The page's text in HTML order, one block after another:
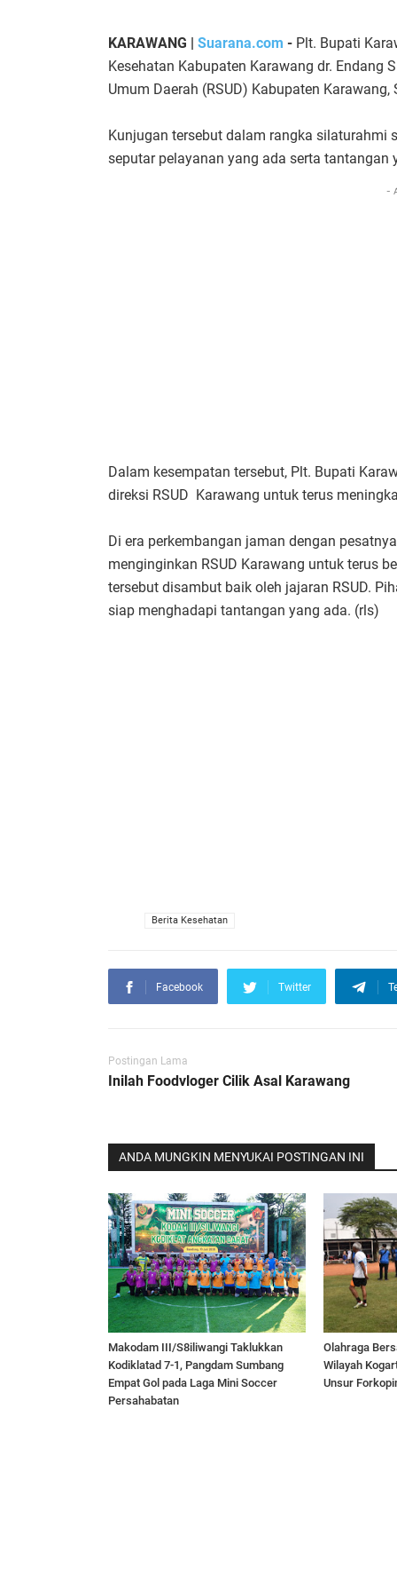
KARAWANG | Suarana.com - Plt. Bupati
Kesehatan Kabupaten Karawang dr. Endang
Umum Daerah (RSUD) Kabupaten
Kunjugan tersebut dalam rangka silaturahmi
seputar pelayanan yang ada serta
-
Dalam kesempatan tersebut, Plt. Bupati
direksi RSUD Karawang untuk terus
Di era perkembangan jaman dengan
menginginkan RSUD Karawang untuk terus
tersebut disambut baik oleh jajaran RSUD.
siap menghadapi tantangan yang ada. (rls)
Berita Kesehatan
Facebook Twitter
Postingan Lama
Inilah Foodvloger Cilik Asal Karawang
ANDA MUNGKIN MENYUKAI POSTINGAN INI
Makodam III/S8iliwangi Taklukkan
Kodiklatad 7-1, Pangdam Sumbang
Empat Gol pada Laga Mini Soccer
Persahabatan
Olahraga
Wilayah
Unsur